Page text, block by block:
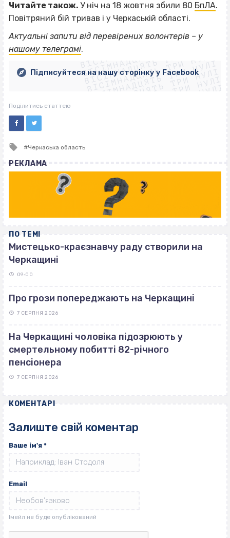
Читайте також. У ніч на 18 жовтня збили 80 БпЛА.
Повітряний бій тривав і у Черкаській області.
Актуальні запити від перевірених волонтерів – у
нашому телеграмі.
ВІСІМНАДЦЯТЬ ТРИ НУЛІ
ВІСІМНАДЦЯТЬ ТРИ НУЛІ
ВІСІМНАДЦЯТЬ ТРИ НУЛІ
ВІСІМНАДЦЯТЬ ТРИ НУЛІ
ВІСІМНАДЦЯТЬ ТРИ НУЛІ
ВІСІМНАДЦЯТЬ ТРИ НУЛІ
ВІСІМНАДЦЯТЬ ТРИ НУЛІ
ВІСІМНАДЦЯТЬ ТРИ НУЛІ
Підписуйтеся на нашу сторінку у Facebook
Поділитись статтею
Tagged
Черкаська область
РЕКЛАМА
ПО ТЕМІ
Мистецько-краєзнавчу раду створили на
Черкащині
09:00
Про грози попереджають на Черкащині
7 СЕРПНЯ 2026
На Черкащині чоловіка підозрюють у
смертельному побитті 82-річного
пенсіонера
7 СЕРПНЯ 2026
КОМЕНТАРІ
Залиште свій коментар
Ваше ім'я *
Email